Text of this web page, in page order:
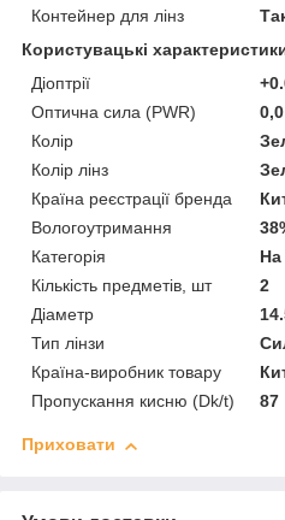
Контейнер для лінз
Користувацькі
Діоптрії
Оптична сила (PWR)
0,0
Колір
Колір лінз
Країна реєстрації бренда
Вологоутримання
Категорія
На
Кількість предметів, шт
2
Діаметр
Тип лінзи
Країна-виробник товару
Пропускання кисню (Dk/t)
87
Приховати